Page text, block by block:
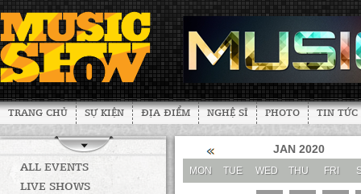
TRANG CHỦ SỰ KIỆN ĐỊA ĐIỂM NGHỆ SĨ PHOTO TIN TỨC
ALL EVENTS
LIVE SHOWS
JAN 2020
MON TUE WED THU FRI